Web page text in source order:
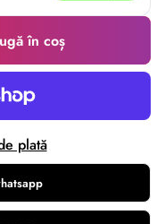
în coș
plată